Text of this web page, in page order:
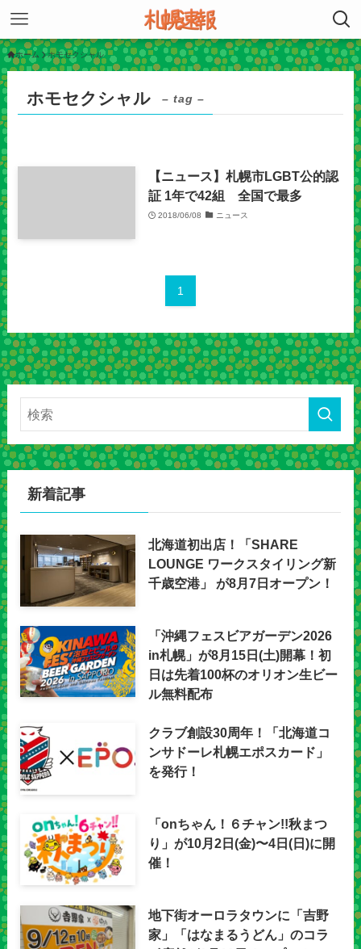
ホーム ホモセクシャル
ホモセクシャル – tag –
【ニュース】札幌市LGBT公的認
証 1年で42組 全国で最多
2018/06/08 ニュース
1
新着記事
北海道初出店！「SHARE
LOUNGE ワークスタイリング新
千歳空港」 が8月7日オープン！
「沖縄フェスビアガーデン2026
in札幌」が8月15日(土)開幕！初
日は先着100杯のオリオン生ビー
ル無料配布
クラブ創設30周年！「北海道コ
ンサドーレ札幌エポスカード」
を発行！
「onちゃん！６チャン!!秋まつ
り」が10月2日(金)〜4日(日)に開
催！
地下街オーロラタウンに「吉野
家」「はなまるうどん」のコラ